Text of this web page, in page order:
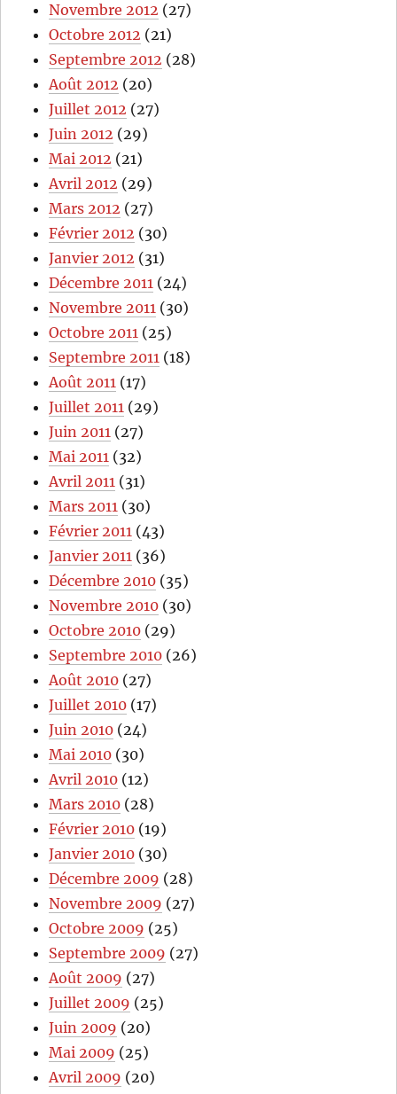
Novembre 2012 (27)
Octobre 2012 (21)
Septembre 2012 (28)
Août 2012 (20)
Juillet 2012 (27)
Juin 2012 (29)
Mai 2012 (21)
Avril 2012 (29)
Mars 2012 (27)
Février 2012 (30)
Janvier 2012 (31)
Décembre 2011 (24)
Novembre 2011 (30)
Octobre 2011 (25)
Septembre 2011 (18)
Août 2011 (17)
Juillet 2011 (29)
Juin 2011 (27)
Mai 2011 (32)
Avril 2011 (31)
Mars 2011 (30)
Février 2011 (43)
Janvier 2011 (36)
Décembre 2010 (35)
Novembre 2010 (30)
Octobre 2010 (29)
Septembre 2010 (26)
Août 2010 (27)
Juillet 2010 (17)
Juin 2010 (24)
Mai 2010 (30)
Avril 2010 (12)
Mars 2010 (28)
Février 2010 (19)
Janvier 2010 (30)
Décembre 2009 (28)
Novembre 2009 (27)
Octobre 2009 (25)
Septembre 2009 (27)
Août 2009 (27)
Juillet 2009 (25)
Juin 2009 (20)
Mai 2009 (25)
Avril 2009 (20)